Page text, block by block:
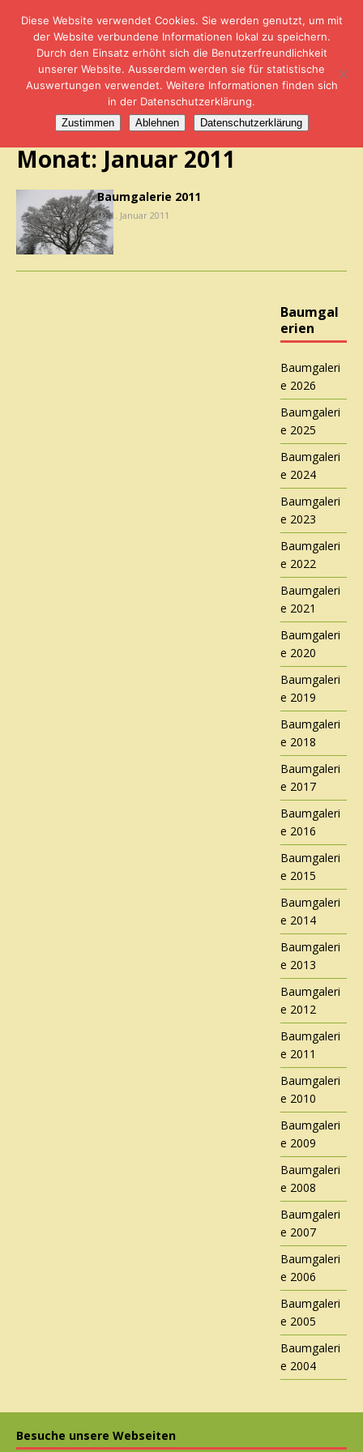
Baumgalerien
Monat: Januar 2011
Baumgalerie 2011
1. Januar 2011
Baumgal
erien
Baumgaleri
e 2026
Baumgaleri
e 2025
Baumgaleri
e 2024
Baumgaleri
e 2023
Baumgaleri
e 2022
Baumgaleri
e 2021
Baumgaleri
e 2020
Baumgaleri
e 2019
Baumgaleri
e 2018
Baumgaleri
e 2017
Baumgaleri
e 2016
Baumgaleri
e 2015
Baumgaleri
e 2014
Baumgaleri
e 2013
Baumgaleri
e 2012
Baumgaleri
e 2011
Baumgaleri
e 2010
Baumgaleri
e 2009
Baumgaleri
e 2008
Baumgaleri
e 2007
Baumgaleri
e 2006
Baumgaleri
e 2005
Baumgaleri
e 2004
Besuche unsere Webseiten
Diese Website verwendet Cookies. Sie werden genutzt, um mit
der Website verbundene Informationen lokal zu speichern.
Durch den Einsatz erhöht sich die Benutzerfreundlichkeit
unserer Website. Ausserdem werden sie für statistische
Auswertungen verwendet. Weitere Informationen finden sich
in der Datenschutzerklärung.
Zustimmen Ablehnen Datenschutzerklärung